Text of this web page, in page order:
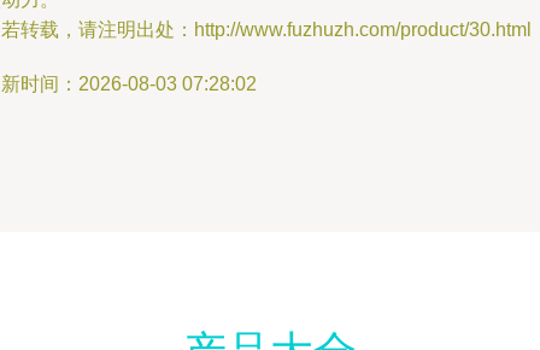
转载，请注明出处：http://www.fuzhuzh.com/product/30.html
时间：2026-08-03 07:28:02